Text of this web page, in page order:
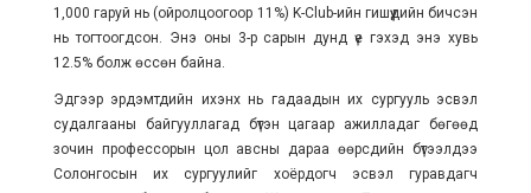
1,000 гаруй нь (ойролцоогоор 11%) K-Club-ийн гишүүдийн бичсэн
нь тогтоогдсон. Энэ оны 3-р сарын дунд үе гэхэд энэ хувь
12.5% болж өссөн байна.
Эдгээр эрдэмтдийн ихэнх нь гадаадын их сургууль эсвэл
судалгааны байгууллагад бүтэн цагаар ажилладаг бөгөөд
зочин профессорын цол авсны дараа өөрсдийн бүтээлдээ
Солонгосын их сургуулийг хоёрдогч эсвэл гуравдагч